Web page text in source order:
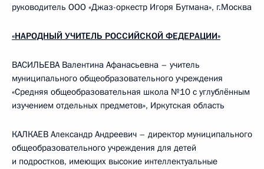
руководитель ООО «Джаз-оркестр Игоря Бутмана», г.Москва
«НАРОДНЫЙ УЧИТЕЛЬ РОССИЙСКОЙ ФЕДЕРАЦИИ»
ВАСИЛЬЕВА Валентина Афанасьевна – учитель
муниципального общеобразовательного учреждения
«Средняя общеобразовательная школа №10 с углублённым
изучением отдельных предметов», Иркутская область
КАЛКАЕВ Александр Андреевич – директор муниципального
общеобразовательного учреждения для детей
и подростков, имеющих высокие интеллектуальные